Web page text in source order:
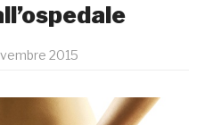
2015